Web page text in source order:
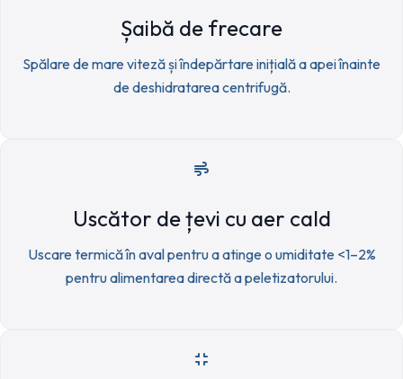
Șaibă de frecare
Spălare de mare viteză și îndepărtare inițială a apei înainte
de deshidratarea centrifugă.
Uscător de țevi cu aer cald
Uscare termică în aval pentru a atinge o umiditate <1–2%
pentru alimentarea directă a peletizatorului.